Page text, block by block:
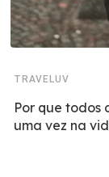
TRAVELUV
Por que todos
uma vez na